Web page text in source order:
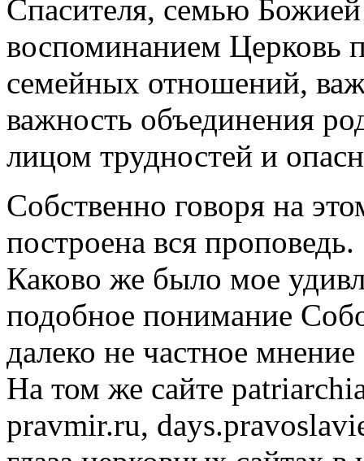
Спасителя, семью
воспоминанием Церковь
семейных отношений,
важность объединения
лицом трудностей и
Собственно говоря на
построена вся проповедь.
Каково же было мое
подобное понимание
далеко не частное
На том же сайте
pravmir.ru,